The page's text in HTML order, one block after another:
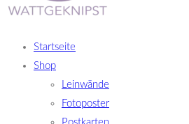
Startseite
Shop
Leinwände
Fotoposter